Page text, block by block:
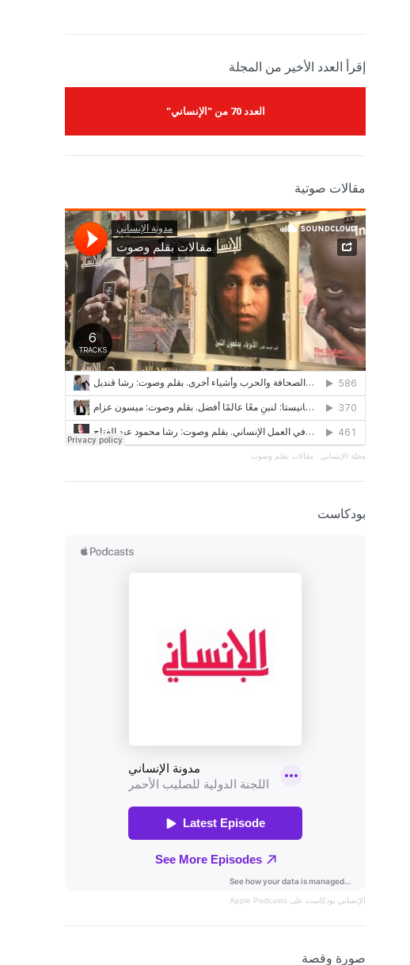
إقرأ العدد الأخير من المجلة
العدد 70 من "الإنساني"
مقالات صوتية
مجلة الإنساني · مقالات بقلم وصوت
بودكاست
الإنساني بودكاست على Apple Podcasts
صورة وقصة